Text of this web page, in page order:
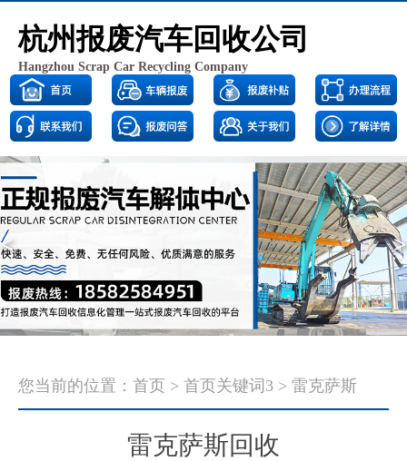
杭州报废汽车回收公司
Hangzhou Scrap Car Recycling Company
< >
您当前的位置： 首页 > 首页关键词3 > 雷克萨斯
雷克萨斯回收